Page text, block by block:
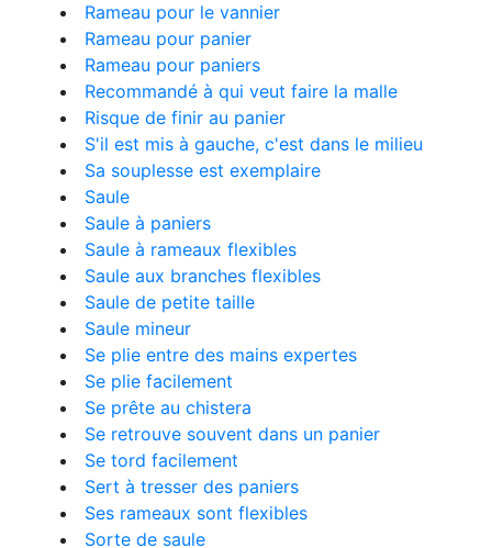
Rameau pour le vannier
Rameau pour panier
Rameau pour paniers
Recommandé à qui veut faire la malle
Risque de finir au panier
S'il est mis à gauche, c'est dans le milieu
Sa souplesse est exemplaire
Saule
Saule à paniers
Saule à rameaux flexibles
Saule aux branches flexibles
Saule de petite taille
Saule mineur
Se plie entre des mains expertes
Se plie facilement
Se prête au chistera
Se retrouve souvent dans un panier
Se tord facilement
Sert à tresser des paniers
Ses rameaux sont flexibles
Sorte de saule